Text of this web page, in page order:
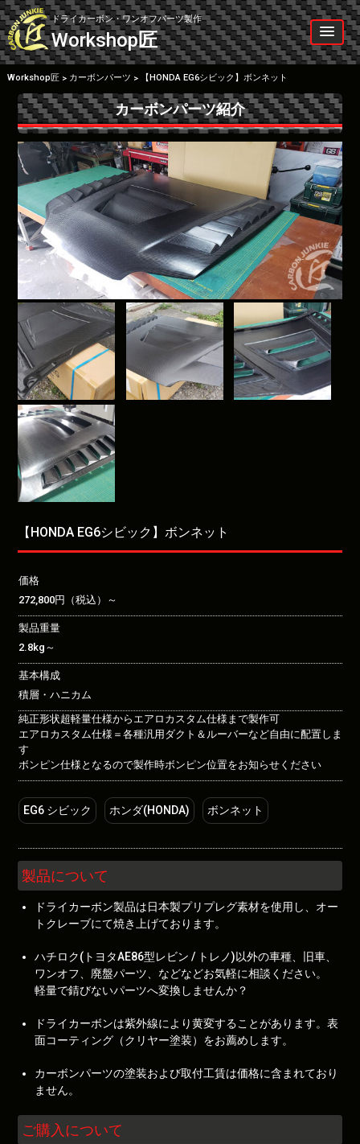
Skip
to
content
ドライカーボン・ワンオフパーツ製作
Workshop匠
Workshop匠> カーボンパーツ > 【HONDA EG6シビック】ボンネット
カーボンパーツ紹介
【HONDA EG6シビック】ボンネット
価格
272,800円（税込）～
製品重量
2.8kg～
基本構成
積層・ハニカム
純正形状超軽量仕様からエアロカスタム仕様まで製作可
エアロカスタム仕様＝各種汎用ダクト＆ルーバーなど自由に配置しま
す
ボンピン仕様となるので製作時ボンピン位置をお知らせください
EG6 シビック ホンダ(HONDA) ボンネット
製品について
ドライカーボン製品は日本製プリプレグ素材を使用し、オー
トクレーブにて焼き上げております。
ハチロク(トヨタAE86型レビン / トレノ)以外の車種、旧車、
ワンオフ、廃盤パーツ、などなどお気軽に相談ください。
軽量で錆びないパーツへ変換しませんか？
ドライカーボンは紫外線により黄変することがあります。表
面コーティング（クリヤー塗装）をお薦めします。
カーボンパーツの塗装および取付工賃は価格に含まれており
ません。
ご購入について